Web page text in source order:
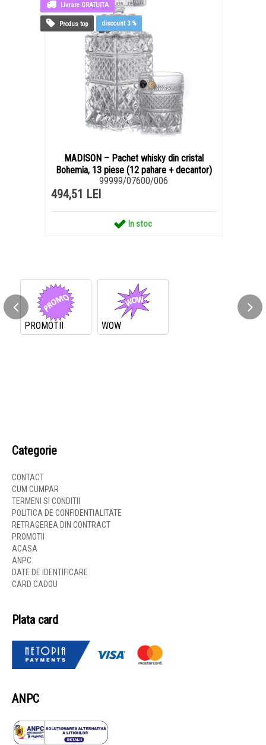
MADISON – Pachet whisky din cristal
Bohemia, 13 piese (12 pahare + decantor)
99999/07600/006
494,51 LEI
In stoc
Livrare GRATUITA
Produs top discount 3 %
PROMOTII WOW
Categorie
CONTACT
CUM CUMPAR
TERMENI SI CONDITII
POLITICA DE CONFIDENTIALITATE
RETRAGEREA DIN CONTRACT
PROMOTII
ACASA
ANPC
DATE DE IDENTIFICARE
CARD CADOU
Plata card
ANPC